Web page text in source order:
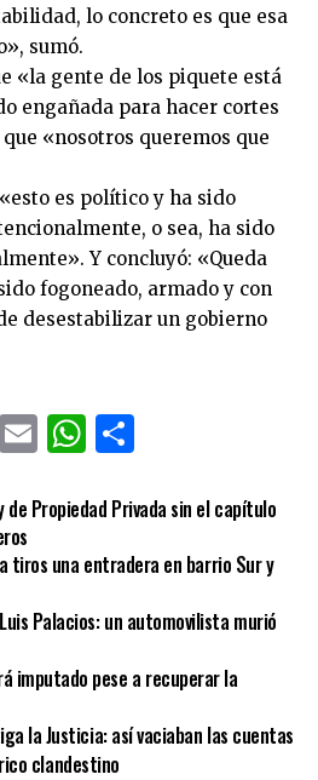
lo concreto es que esa
sumó.
«la gente de los piquete está
engañada para hacer cortes
«nosotros queremos que
es político y ha sido
o sea, ha sido
Y concluyó: «Queda
fogoneado, armado y con
desestabilizar un gobierno
CopyEmailWhatsApp
de Propiedad Privada sin el capítulo
tiros una entradera en barrio Sur y
Palacios: un automovilista murió
imputado pese a recuperar la
la Justicia: así vaciaban las cuentas
clandestino